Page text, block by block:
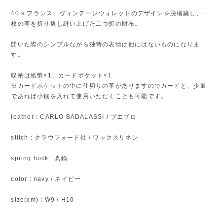
40’s フランス、ヴィンテージウォレットのデザインを脱構築し、一
枚の革を折り返し縫い上げた二つ折の財布。
開いた際のシンプルながら独特の表情は他にはないものになりま
す。
収納は紙幣×1、カードポケット×1
※カードポケットの中に仕切りの革がありますのでカードと、少量
であれば小銭を入れて使用いただくことも可能です。
leather : CARLO BADALASSI / プエブロ
stitch : クラウフォード社 / ワックスリネン
spring hock : 真鍮
color : navy / ネイビー
size(cm) : W9 / H10